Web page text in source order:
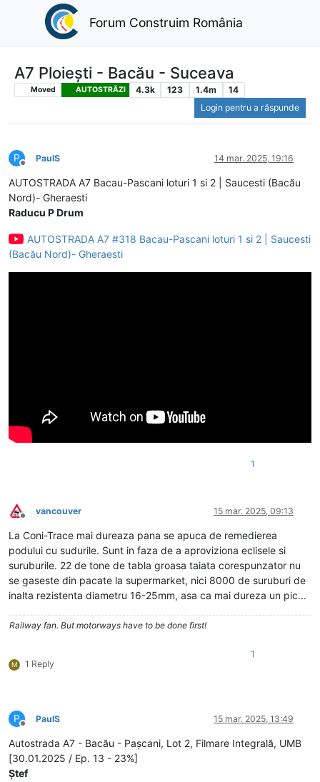
Forum Construim România
A7 Ploiești - Bacău - Suceava
Moved AUTOSTRĂZI 4.3k 123 1.4m
14
Login pentru a răspunde
P
Deconectat
PaulS 14 mar. 2025, 19:16
AUTOSTRADA A7 Bacau-Pascani loturi 1 si 2 | Saucesti (Bacău
Nord)- Gheraesti
Raducu P Drum
AUTOSTRADA A7 #318 Bacau-Pascani loturi 1 si 2 | Saucesti
(Bacău Nord)- Gheraesti
1
Deconectat
vancouver 15 mar. 2025, 09:13
La Coni-Trace mai dureaza pana se apuca de remedierea
podului cu sudurile. Sunt in faza de a aproviziona eclisele si
suruburile. 22 de tone de tabla groasa taiata corespunzator nu
se gaseste din pacate la supermarket, nici 8000 de suruburi de
inalta rezistenta diametru 16-25mm, asa ca mai dureza un pic...
Railway fan. But motorways have to be done first!
M 1 Reply
1
P
Deconectat
PaulS 15 mar. 2025, 13:49
Autostrada A7 - Bacău - Pașcani, Lot 2, Filmare Integrală, UMB
[30.01.2025 / Ep. 13 - 23%]
Ștef